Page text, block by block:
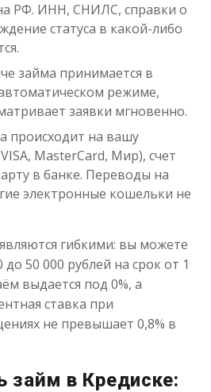
РФ. ИНН, СНИЛС, справки о
статуса в какой-либо
займа принимается в
режиме,
заявки мгновенно.
происходит на вашу
MasterCard, Мир), счет
в банке. Переводы на
электронные кошельки не
гибкими: вы можете
до 50 000 рублей на срок от 1
выдается под 0%, а
ставка при
не превышает 0,8% в
займ в Кредиске: